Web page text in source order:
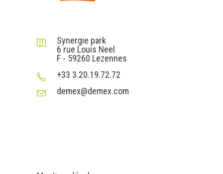
Synergie park
6 rue Louis Neel
F - 59260 Lezennes
+33 3.20.19.72.72
demex@demex.com